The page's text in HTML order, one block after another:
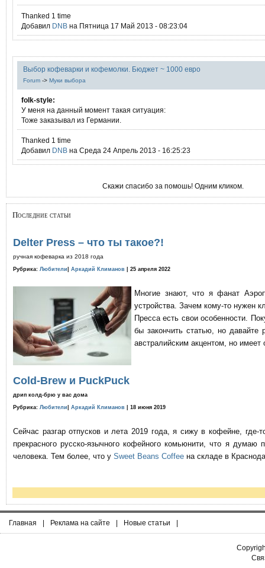
Thanked 1 time
Добавил DNB на Пятница 17 Май 2013 - 08:23:04
Выбор кофеварки и кофемолки. Бюджет ~ 1000 евро
Forum -> Муки выбора
folk-style:
У меня на данный момент такая ситуация:
Тоже заказывал из Германии.
Thanked 1 time
Добавил DNB на Среда 24 Апрель 2013 - 16:25:23
Скажи спасибо за помошь! Одним кликом.
Последние статьи
Delter Press – что ты такое?!
ручная кофеварка из 2018 года
Рубрика: Любители Аркадий Климанов | 25 апреля 2022
Многие знают, что я фанат
устройства. Зачем кому-то нужен
Пресса есть свои особенности.
бы закончить статью, но давайте
австралийским акцентом, но имеет
Cold-Brew и PuckPuck
дрип колд-брю у вас дома
Рубрика: Любители Аркадий Климанов | 18 июня 2019
Сейчас разгар отпусков и лета 2019 года, я сижу в кофейне,
прекрасного русско-язычного кофейного комьюнити, что я
человека. Тем более, что у Sweet Beans Coffee на складе в
Главная | Реклама на сайте | Новые статьи |